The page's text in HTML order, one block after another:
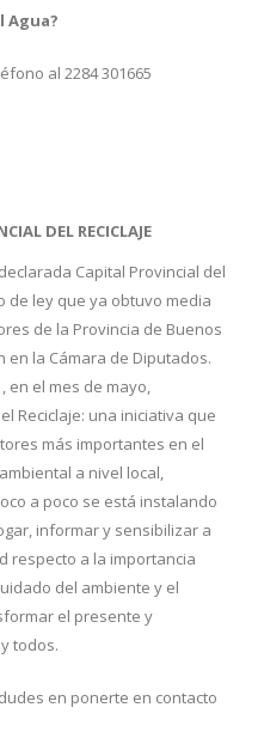
Agua?
al 2284 301665
DEL RECICLAJE
Capital Provincial del
de ley que ya obtuvo media
de la Provincia de Buenos
la Cámara de Diputados.
en el mes de mayo,
Reciclaje: una iniciativa que
más importantes en el
a nivel local,
a poco se está instalando
informar y sensibilizar a
respecto a la importancia
del ambiente y el
el presente y
todos.
en ponerte en contacto